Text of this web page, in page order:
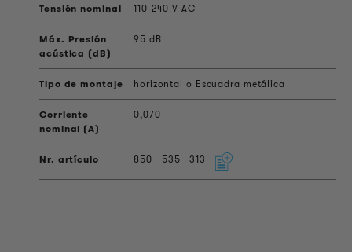
110-240 V AC
95 dB
horizontal o Escuadra metálica
0,070
850 535 313